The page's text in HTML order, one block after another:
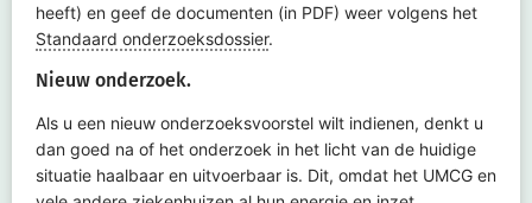
heeft) en geef de documenten (in PDF) weer volgens het
Standaard onderzoeksdossier.
Nieuw onderzoek.
Als u een nieuw onderzoeksvoorstel wilt indienen, denkt u
dan goed na of het onderzoek in het licht van de huidige
situatie haalbaar en uitvoerbaar is. Dit, omdat het UMCG en